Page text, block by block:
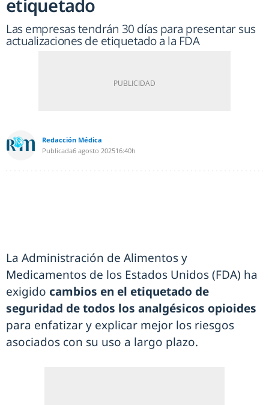
etiquetado
Las empresas tendrán 30 días para presentar sus
actualizaciones de etiquetado a la FDA
Redacción Médica
Publicada6 agosto 202516:40h
La Administración de Alimentos y
Medicamentos de los Estados Unidos (FDA) ha
exigido cambios en el etiquetado de
seguridad de todos los analgésicos opioides
para enfatizar y explicar mejor los riesgos
asociados con su uso a largo plazo.